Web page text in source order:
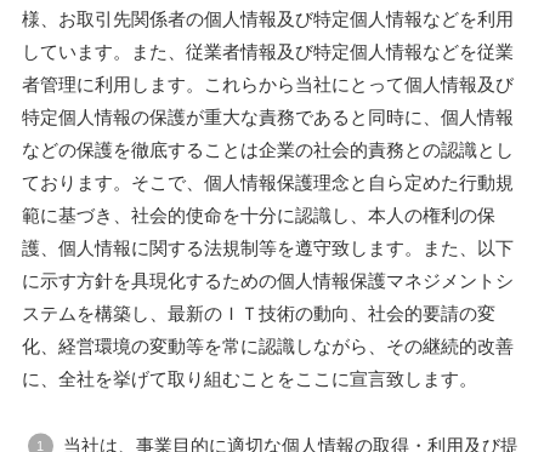
様、お取引先関係者の個人情報及び特定個人情報などを利用
しています。また、従業者情報及び特定個人情報などを従業
者管理に利用します。これらから当社にとって個人情報及び
特定個人情報の保護が重大な責務であると同時に、個人情報
などの保護を徹底することは企業の社会的責務との認識とし
ております。そこで、個人情報保護理念と自ら定めた行動規
範に基づき、社会的使命を十分に認識し、本人の権利の保
護、個人情報に関する法規制等を遵守致します。また、以下
に示す方針を具現化するための個人情報保護マネジメントシ
ステムを構築し、最新のＩＴ技術の動向、社会的要請の変
化、経営環境の変動等を常に認識しながら、その継続的改善
に、全社を挙げて取り組むことをここに宣言致します。
当社は、事業目的に適切な個人情報の取得・利用及び提